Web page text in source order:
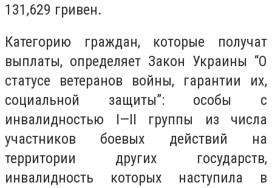
131,629 гривен.
Категорию граждан, которые получат
выплаты, определяет Закон Украины “О
статусе ветеранов войны, гарантии их,
социальной защиты”: особы с
инвалидностью I—II группы из числа
участников боевых действий на
территории других государств,
инвалидность которых наступила в